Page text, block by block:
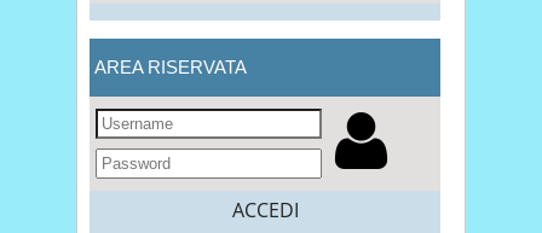
AREA RISERVATA
ACCEDI